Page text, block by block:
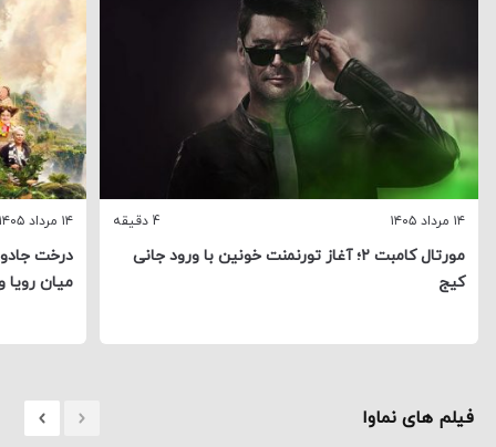
۱۴ مرداد ۱۴۰۵ 4 دقیقه
مورتال کامبت ۲؛ آغاز تورنمنت خونین با ورود جانی
کیج
۱۴ مرداد ۱۴۰۵
درخت
میان رویا
فیلم های نماوا